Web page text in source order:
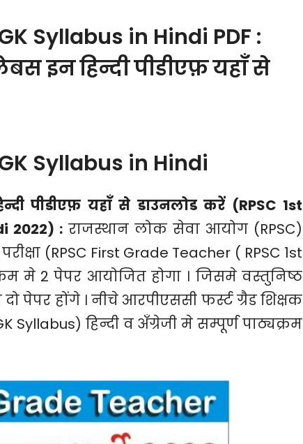
Syllabus in Hindi PDF :
इन हिन्दी पीडीएफ़ यहाँ से
Syllabus in Hindi
पीडीएफ़ यहाँ से डाउनलोड करें (RPSC 1st
2022) : राजस्थान लोक सेवा आयोग (RPSC)
(RPSC First Grade Teacher ( RPSC 1st
मे 2 पेपर आयोजित होगा । जिसमे वस्तुनिष्ठ
पेपर होंगे । नीचे आरपीएससी फर्स्ट ग्रैड शिक्षक
Syllabus) हिन्दी व अँग्रेजी मे सम्पूर्ण पाठ्यक्रम